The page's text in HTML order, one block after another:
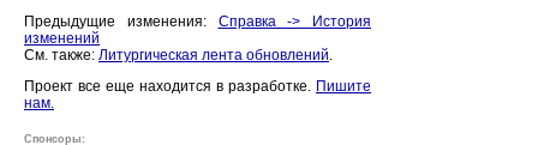
Предыдущие изменения: Справка -> История
изменений
См. также: Литургическая лента обновлений.
Проект все еще находится в разработке. Пишите
нам.
Спонсоры: